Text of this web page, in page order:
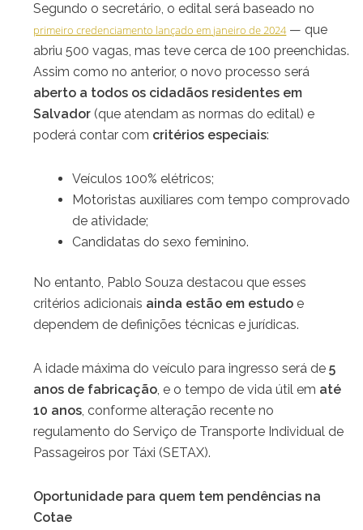
Segundo o secretário, o edital será baseado no
primeiro credenciamento lançado em janeiro de 2024— que
abriu 500 vagas, mas teve cerca de 100 preenchidas.
Assim como no anterior, o novo processo será
aberto a todos os cidadãos residentes em
Salvador (que atendam as normas do edital) e
poderá contar com critérios especiais:
Veículos 100% elétricos;
Motoristas auxiliares com tempo comprovado
de atividade;
Candidatas do sexo feminino.
No entanto, Pablo Souza destacou que esses
critérios adicionais ainda estão em estudo e
dependem de definições técnicas e jurídicas.
A idade máxima do veículo para ingresso será de5
anos de fabricação, e o tempo de vida útil em até
10 anos, conforme alteração recente no
regulamento do Serviço de Transporte Individual de
Passageiros por Táxi (SETAX).
Oportunidade para quem tem pendências na
Cotae